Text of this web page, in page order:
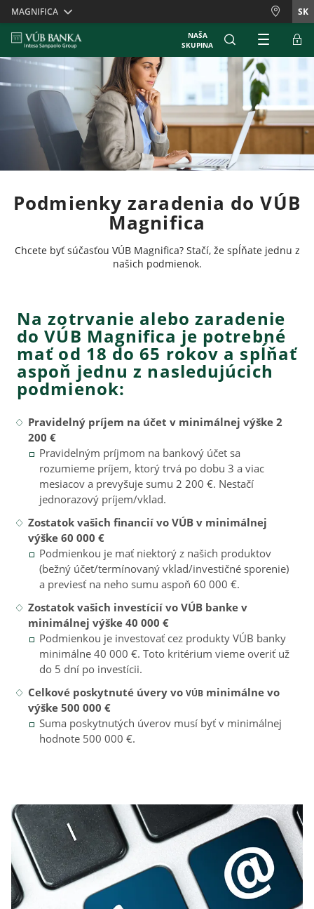
Skiplinks
MAGNIFICA SK
NAŠA
SKUPINA
Podmienky zaradenia do VÚB
Magnifica
Chcete byť súčasťou VÚB Magnifica? Stačí, že spĺňate jednu z
našich podmienok.
Na zotrvanie alebo zaradenie
do VÚB Magnifica je potrebné
mať od 18 do 65 rokov a spĺňať
aspoň jednu z nasledujúcich
podmienok:
Pravidelný príjem na účet v minimálnej výške 2
200 €
Pravidelným príjmom na bankový účet sa
rozumieme príjem, ktorý trvá po dobu 3 a viac
mesiacov a prevyšuje sumu 2 200 €. Nestačí
jednorazový príjem/vklad.
Zostatok vašich financií vo VÚB v minimálnej
výške 60 000 €
Podmienkou je mať niektorý z našich produktov
(bežný účet/termínovaný vklad/investičné sporenie)
a previesť na neho sumu aspoň 60 000 €.
Zostatok vašich investícií vo VÚB banke v
minimálnej výške 40 000 €
Podmienkou je investovať cez produkty VÚB banky
minimálne 40 000 €. Toto kritérium vieme overiť už
do 5 dní po investícii.
Celkové poskytnuté úvery vo VÚB minimálne vo
výške 500 000 €
Suma poskytnutých úverov musí byť v minimálnej
hodnote 500 000 €.